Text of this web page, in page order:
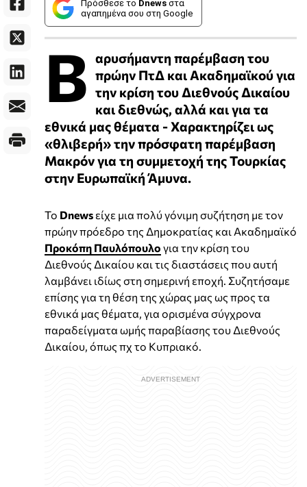
Πρόσθεσε το Dnews στα
αγαπημένα σου στη Google
Β αρυσήμαντη παρέμβαση του
πρώην ΠτΔ και Ακαδημαϊκού για
την κρίση του Διεθνούς Δικαίου
και διεθνώς, αλλά και για τα
εθνικά μας θέματα - Χαρακτηρίζει ως
«θλιβερή» την πρόσφατη παρέμβαση
Μακρόν για τη συμμετοχή της Τουρκίας
στην Ευρωπαϊκή Άμυνα.
Το Dnews είχε μια πολύ γόνιμη συζήτηση με τον
πρώην πρόεδρο της Δημοκρατίας και Ακαδημαϊκό
Προκόπη Παυλόπουλο για την κρίση του
Διεθνούς Δικαίου και τις διαστάσεις που αυτή
λαμβάνει ιδίως στη σημερινή εποχή. Συζητήσαμε
επίσης για τη θέση της χώρας μας ως προς τα
εθνικά μας θέματα, για ορισμένα σύγχρονα
παραδείγματα ωμής παραβίασης του Διεθνούς
Δικαίου, όπως πχ το Κυπριακό.